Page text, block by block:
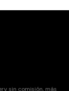
sin comisión, más